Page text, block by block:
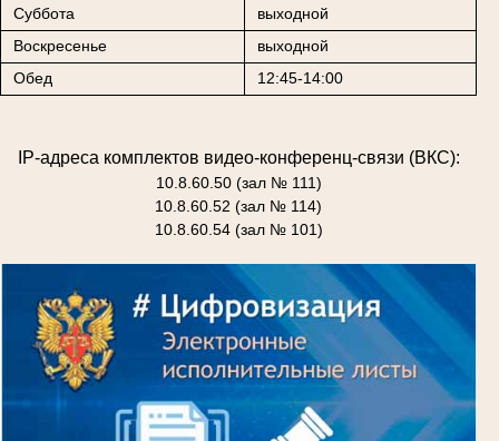
Суббота
выходной
Воскресенье
выходной
Обед
12:45-14:00
IP-адреса комплектов видео-конференц-связи (ВКС):
10.8.60.50 (зал № 111)
10.8.60.52 (зал № 114)
10.8.60.54 (зал № 101)